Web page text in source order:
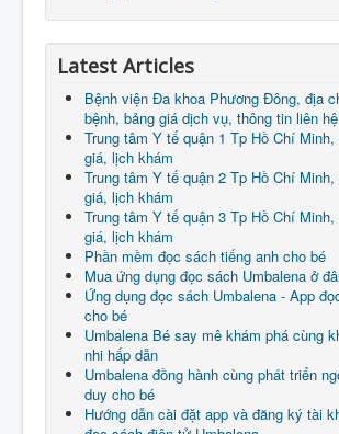
Latest Articles
Bệnh viện Đa khoa Phương Đông, địa
bệnh, bảng giá dịch vụ, thông tin liên hệ
Trung tâm Y tế quận 1 Tp Hồ Chí
giá, lịch khám
Trung tâm Y tế quận 2 Tp Hồ Chí
giá, lịch khám
Trung tâm Y tế quận 3 Tp Hồ Chí
giá, lịch khám
Phần mềm đọc sách tiếng anh cho bé
Mua ứng dụng đọc sách Umbalena ở
Ứng dụng đọc sách Umbalena - App
cho bé
Umbalena Bé say mê khám phá cùng
nhi hấp dẫn
Umbalena đồng hành cùng phát triển
duy cho bé
Hướng dẫn cài đặt app và đăng ký tài